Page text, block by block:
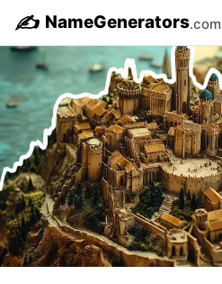
✍️ NameGenerators.com